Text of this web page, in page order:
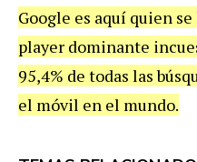
Google es aquí quien
player dominante
95,4% de todas las
el móvil en el mundo.